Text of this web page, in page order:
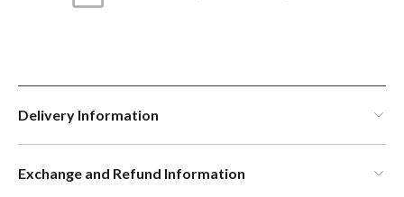
Delivery Information
Exchange and Refund Information